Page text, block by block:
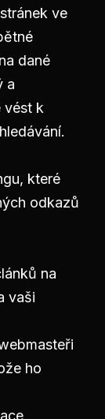
ve
dané
a
vést k
které
odkazů
na
vaši
ho